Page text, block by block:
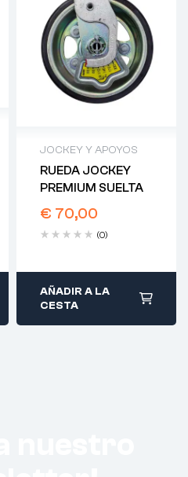
JOCKEY Y APOYOS
RUEDA JOCKEY
PREMIUM SUELTA
€ 70,00
(0)
AÑADIR A LA
CESTA